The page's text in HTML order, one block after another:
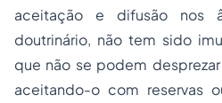
aceitação e difusão nos
doutrinário, não tem sido
que não se podem
aceitando-o com reservas